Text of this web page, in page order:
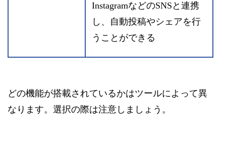
InstagramなどのSNSと連携
し、自動投稿やシェアを行
うことができる
どの機能が搭載されているかはツールによって異
なります。選択の際は注意しましょう。